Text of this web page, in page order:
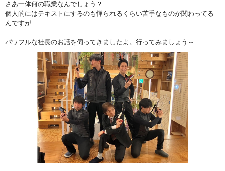
さあ一体何の職業なんでしょう？
個人的にはテキストにするのも憚られるくらい苦手なものが関わってる
んですが…
パワフルな社長のお話を伺ってきましたよ。行ってみましょう～